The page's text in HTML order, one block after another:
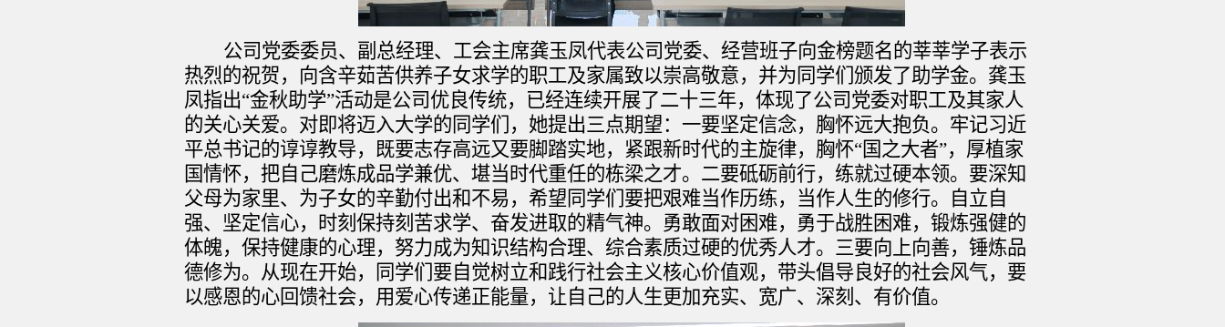
公司党委委员、副总经理、工会主席龚玉凤代表公司党委、经营班子向金榜题名的莘莘学子表示
热烈的祝贺，向含辛茹苦供养子女求学的职工及家属致以崇高敬意，并为同学们颁发了助学金。龚玉
凤指出“金秋助学”活动是公司优良传统，已经连续开展了二十三年，体现了公司党委对职工及其家人
的关心关爱。对即将迈入大学的同学们，她提出三点期望：一要坚定信念，胸怀远大抱负。牢记习近
平总书记的谆谆教导，既要志存高远又要脚踏实地，紧跟新时代的主旋律，胸怀“国之大者”，厚植家
国情怀，把自己磨炼成品学兼优、堪当时代重任的栋梁之才。二要砥砺前行，练就过硬本领。要深知
父母为家里、为子女的辛勤付出和不易，希望同学们要把艰难当作历练，当作人生的修行。自立自
强、坚定信心，时刻保持刻苦求学、奋发进取的精气神。勇敢面对困难，勇于战胜困难，锻炼强健的
体魄，保持健康的心理，努力成为知识结构合理、综合素质过硬的优秀人才。三要向上向善，锤炼品
德修为。从现在开始，同学们要自觉树立和践行社会主义核心价值观，带头倡导良好的社会风气，要
以感恩的心回馈社会，用爱心传递正能量，让自己的人生更加充实、宽广、深刻、有价值。